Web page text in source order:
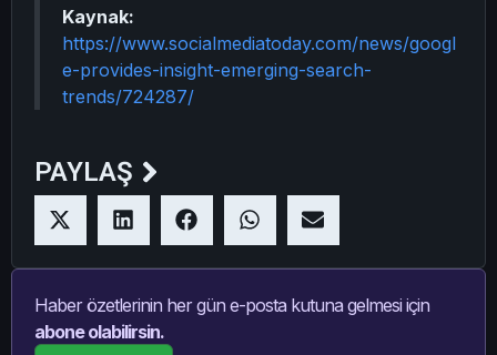
Kaynak:
https://www.socialmediatoday.com/news/googl
e-provides-insight-emerging-search-
trends/724287/
PAYLAŞ
Haber özetlerinin her gün e-posta kutuna gelmesi için
abone olabilirsin.